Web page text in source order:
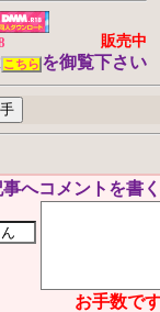
販売中
こちら を御覧下さい
事へコメントを書
お手数で